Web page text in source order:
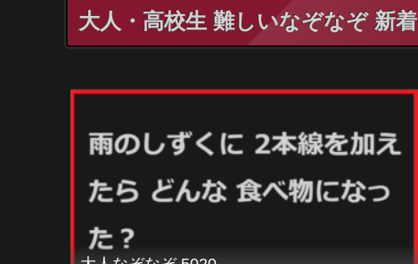
大人・高校生 難しいなぞなぞ 新着